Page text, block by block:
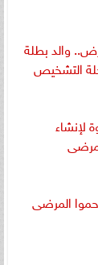
والد بطلة
التشخيص
لإنشاء
المرضى